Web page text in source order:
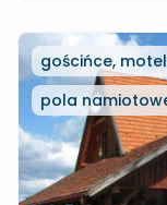
gościńce,
pola